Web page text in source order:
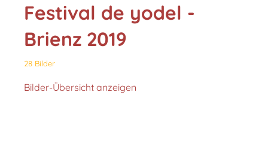
Festival de yodel -
Brienz 2019
28 Bilder
Bilder-Übersicht anzeigen